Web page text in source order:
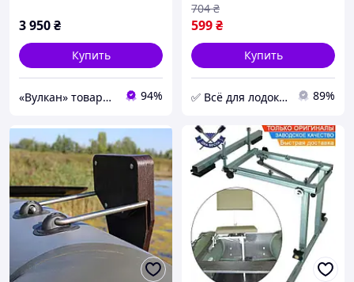
3 950₴
Купить
«Вулкан» товары для рыбалки, охоты, туризма и дайвинга, лодки и моторы 94%
599₴
704 ₴
Купить
✅ Всё для лодок и отдыха - интернет-магазин lodka.in.ua 89%